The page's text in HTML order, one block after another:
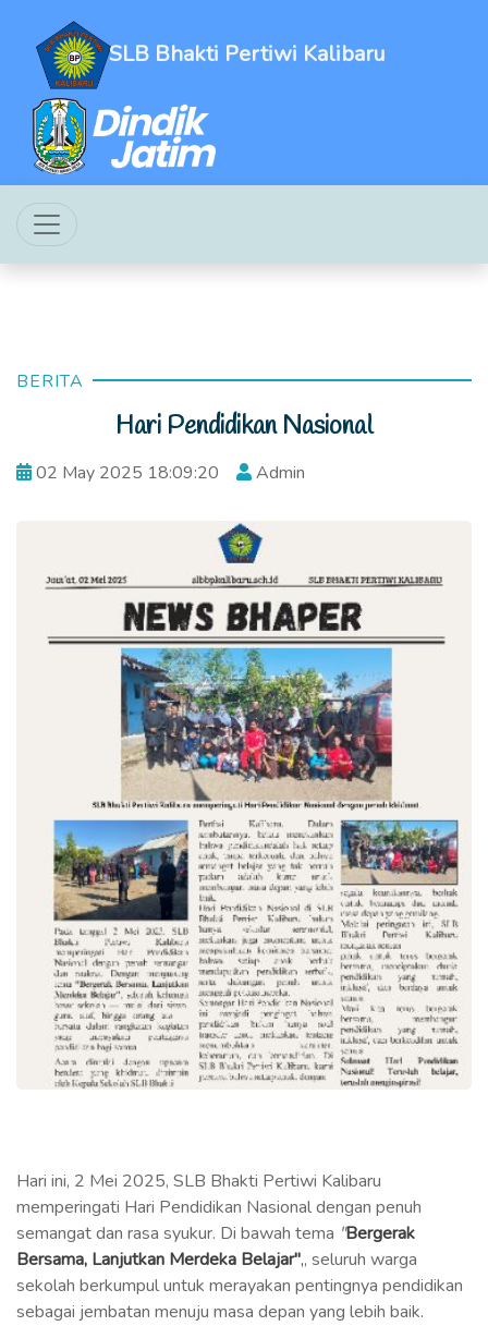
SLB Bhakti Pertiwi Kalibaru
BERITA
Hari Pendidikan Nasional
02 May 2025 18:09:20 Admin
Hari ini, 2 Mei 2025, SLB Bhakti Pertiwi Kalibaru
memperingati Hari Pendidikan Nasional dengan penuh
semangat dan rasa syukur. Di bawah tema "Bergerak
Bersama, Lanjutkan Merdeka Belajar",, seluruh warga
sekolah berkumpul untuk merayakan pentingnya pendidikan
sebagai jembatan menuju masa depan yang lebih baik.